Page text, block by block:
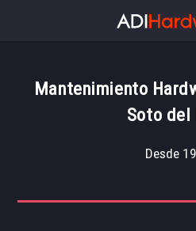
Mantenimiento
Soto del
Desde